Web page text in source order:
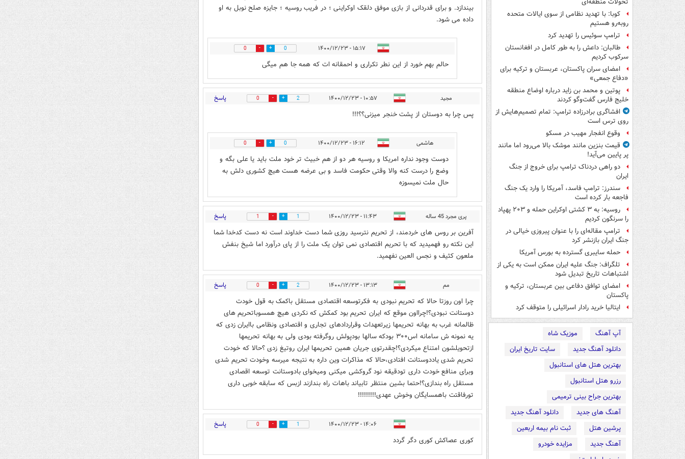
تحولات منطقه‌ای
کوبا: با تهدید نظامی از سوی ایالات متحده
روبه‌رو هستیم
ترامپ سوئیس را تهدید کرد
طالبان: داعش را به طور کامل در افغانستان
سرکوب کردیم
امضای سران پاکستان، عربستان و ترکیه برای
«دفاع جمعی»
پوتین و محمد بن زاید درباره اوضاع منطقه
خلیج فارس گفت‌وگو کردند
افشاگری برادرزاده ترامپ: تمام تصمیم‌هایش از
روی ترس است
وقوع انفجار مهیب در مسکو
قیمت بنزین مانند موشک بالا می‌رود اما مانند
پر پایین می‌آید!
دو راهی دردناک ترامپ برای خروج از جنگ
ایران
سندرز: ترامپ فاسد، آمریکا را وارد یک جنگ
فاجعه بار کرده است
روسیه: به ۳ کشتی اوکراین حمله و ۲۰۳ پهپاد
را سرنگون کردیم
ترامپ مقاله‌ای را با عنوان پیروزی خیالی در
جنگ ایران بازنشر کرد
حمله سایبری گسترده به بورس آمریکا
تلگراف: جنگ علیه ایران ممکن است به یکی از
اشتباهات تاریخ تبدیل شود
امضای توافق دفاعی بین عربستان، ترکیه و
پاکستان
ایتالیا خرید رادار اسرائیلی را متوقف کرد
آپ آهنگ
موزیک شاه
دانلود آهنگ جدید
سایت تاریخ ایران
بهترین هتل های استانبول
رزرو هتل استانبول
بهترین جراح بینی ترمیمی
آهنگ های جدید
دانلود آهنگ جدید
پرشین هتل
ثبت نام بیمه اربعین
آهنگ جدید
مزایده خودرو
بیندازد. و برای قدردانی از بازی موفق دلقک اوکراینی ؛ در فریب روسیه ؛ جایزه صلح نوبل به او
داده می شود.
۱۵:۱۷ - ۱۴۰۰/۱۲/۲۳ 0
0
حالم بهم خورد از این نطر تکراری و احمقانه ات که همه جا هم میگی
مجید ۱۰:۵۷ - ۱۴۰۰/۱۲/۲۳ 2
0 پاسخ
پس چرا به دوستان از پشت خنجر میزنی؟؟!!!
هاشمی ۱۶:۱۲ - ۱۴۰۰/۱۲/۲۳ 0
0
دوست وجود نداره امریکا و روسیه هر دو از هم خبیث تر خود ملت باید یا علی بگه و
وضع را درست کنه والا وقتی حکومت فاسد و بی عرضه هست هیچ کشوری دلش به
حال ملت نمیسوزه
پری مجرد 45 ساله ۱۱:۴۳ - ۱۴۰۰/۱۲/۲۳ 1
1 پاسخ
آفرین بر روس های خردمند، از تحریم نترسید روزی شما دست خداوند است نه دست کدخدا شما
این نکته رو فهمیدید که با تحریم اقتصادی نمی توان یک ملت را از پای درآورد اما شیخ بنفش
ملعون کثیف و نجس العین نفهمید.
مم ۱۳:۱۳ - ۱۴۰۰/۱۲/۲۳ 2
0 پاسخ
چرا اون روزتا حالا که تحریم نبودی به فکرتوسعه اقتصادی مستقل باکمک به قول خودت
دوستانت نبودی؟!چرااون موقع که ایران تحریم بود کمکش که نکردی هیچ همسوباتحریم های
ظالمانه غرب به بهانه تحریمها زیرتعهدات وقراردادهای تجاری و اقتصادی ونظامی باایران زدی که
یه نمونه ش سامانه اس۳۰۰ بودکه سالها بودپولش روگرفته بودی ولی به بهانه تحریمها
ازتحویلشون امتناع میکردی؟!چقدرتوی جریان همین تحریمها ایران روتیغ زدی ؟حالا که خودت
تحریم شدی یاددوستانت افتادی،حالا که مذاکرات وین داره به نتیجه میرسه وخودت تحریم شدی
وبرای منافع خودت داری تودقیقه نود گروکشی میکنی ومیخوای بادوستانت توسعه اقصادی
مستقل راه بندازی؟!حتما بشین منتظر تابیاند باهات راه بندازند ازبس که سابقه خوبی داری
تورفاقتت باهمسایگان وخوش عهدی!!!!!!!!!
۱۴:۰۶ - ۱۴۰۰/۱۲/۲۳ 1
0 پاسخ
کوری عصاکش کوری دگر گردد